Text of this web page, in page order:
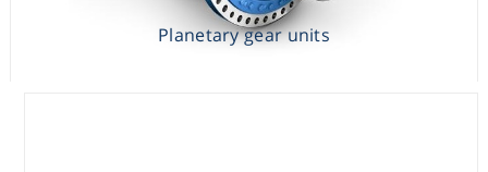
Planetary gear units